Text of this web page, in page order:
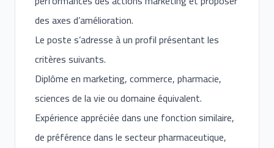
des axes d’amélioration.
Le poste s’adresse à un profil présentant les
critères suivants.
Diplôme en marketing, commerce, pharmacie,
sciences de la vie ou domaine équivalent.
Expérience appréciée dans une fonction similaire,
de préférence dans le secteur pharmaceutique,